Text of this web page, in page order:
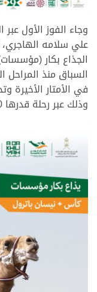
وجاء الفوز الأول
علي سلامه
الجذاع بكار
السباق منذ
في الأمتار الأخيرة
وذلك عبر رحلة قدرها 8.57.80 دقيقة.